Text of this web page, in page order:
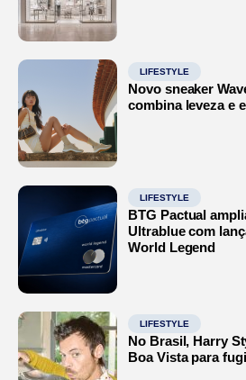
LIFESTYLE
Novo sneaker
combina leveza e
LIFESTYLE
BTG Pactual
Ultrablue com
World Legend
LIFESTYLE
No Brasil, Harry
Boa Vista para